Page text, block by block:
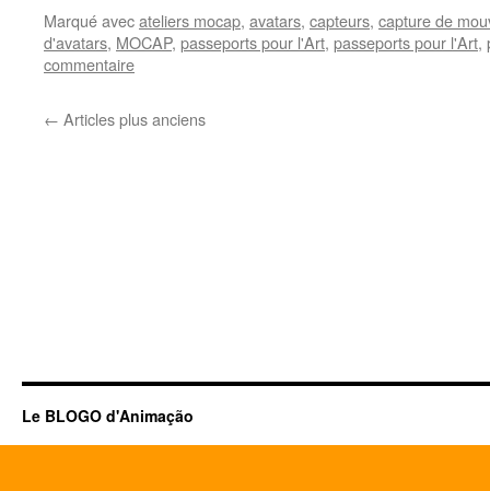
Marqué avecateliers mocap, avatars, capteurs, capture de
d'avatars, MOCAP, passeports pour l'Art, passeports pour l'Art,
commentaire
← Articles plus anciens
Le BLOGO d'Animação